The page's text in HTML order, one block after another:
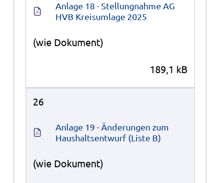
Anlage 18 - Stellungnahme AG
HVB Kreisumlage 2025
(wie Dokument)
189,1 kB
26
Anlage 19 - Änderungen zum
Haushaltsentwurf (Liste B)
(wie Dokument)